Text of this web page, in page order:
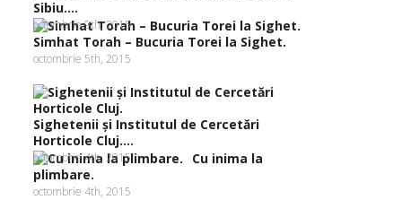
Sibiu....
octombrie 9th, 2015
Simhat Torah – Bucuria Torei la Sighet.
octombrie 5th, 2015
Sighetenii şi Institutul de Cercetări
Horticole Cluj....
octombrie 4th, 2015
Cu inima la
plimbare.
octombrie 4th, 2015